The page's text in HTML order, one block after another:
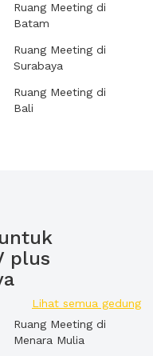
Ruang Meeting di
Batam
Ruang Meeting di
Surabaya
Ruang Meeting di
Bali
plus
Lihat semua gedung
Ruang Meeting di
Menara Mulia